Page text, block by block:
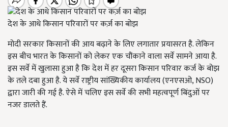
देश के आधे किसान परिवारों पर कर्ज़ का बोझ
मोदी सरकार किसानों की आय बढ़ाने के लिए लगातार प्रयासरत है. लेकिन
इस बीच भारत के किसानों को लेकर एक चौंकाने वाला सर्वे सामने आया है.
इस सर्वे में खुलासा हुआ है कि देश में हर दूसरा किसान परिवार कर्ज के बोझ
के तले दबा हुआ है. ये सर्वे राष्ट्रीय सांख्यिकीय कार्यालय (एनएसओ, NSO)
द्वारा जारी की गई है. ऐसे में चलिए इस सर्वे की सभी महत्वपूर्ण बिंदुओं पर
नजर डालते हैं.